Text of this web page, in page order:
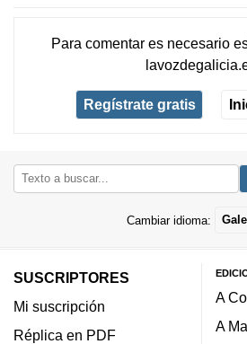
Para comentar es necesario
Regístrate gratis
Cambiar idioma:
SUSCRIPTORES
Mi suscripción
Réplica en PDF
A
A